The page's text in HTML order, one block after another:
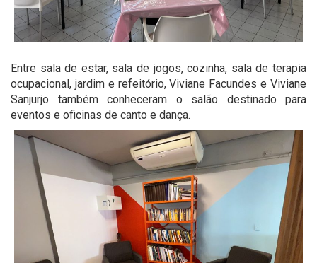
Entre sala de estar, sala de jogos, cozinha, sala de terapia
ocupacional, jardim e refeitório, Viviane Facundes e Viviane
Sanjurjo também conheceram o salão destinado para
eventos e oficinas de canto e dança.